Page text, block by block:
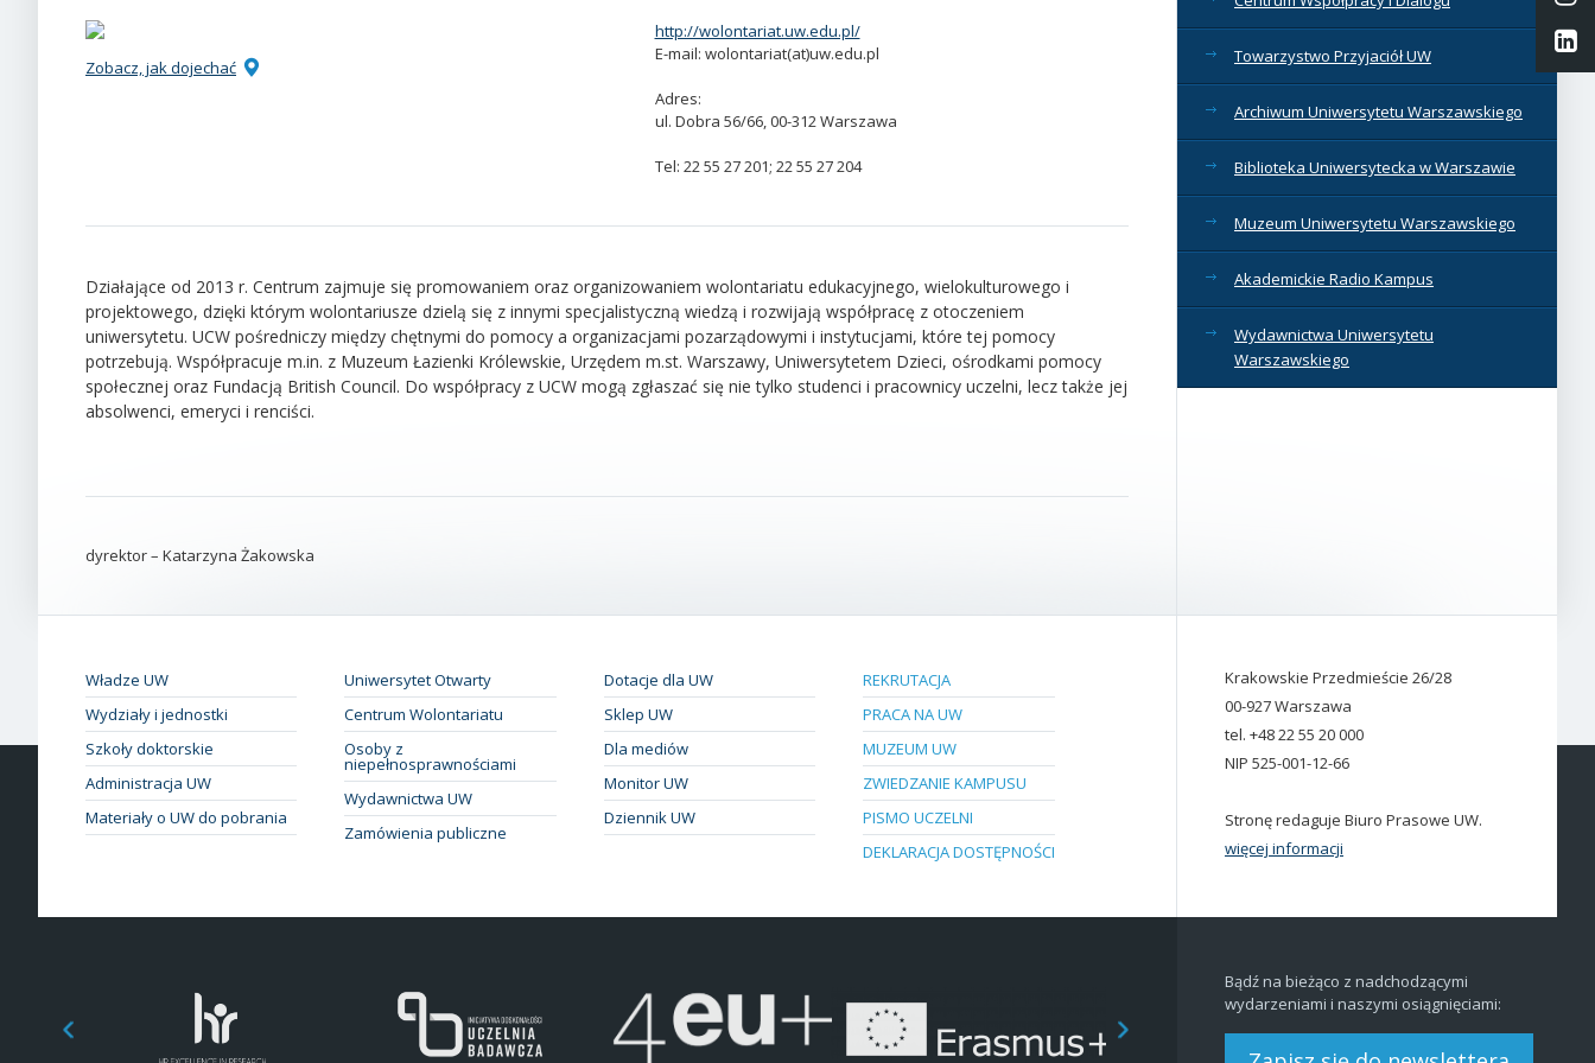
Zobacz, jak dojechać
http://wolontariat.uw.edu.pl/
E-mail: wolontariat(at)uw.edu.pl
Adres:
ul. Dobra 56/66, 00-312 Warszawa
Tel: 22 55 27 201; 22 55 27 204
Działające od 2013 r. Centrum zajmuje się promowaniem oraz organizowaniem wolontariatu edukacyjnego, wielokulturowego i
projektowego, dzięki którym wolontariusze dzielą się z innymi specjalistyczną wiedzą i rozwijają współpracę z otoczeniem
uniwersytetu. UCW pośredniczy między chętnymi do pomocy a organizacjami pozarządowymi i instytucjami, które tej pomocy
potrzebują. Współpracuje m.in. z Muzeum Łazienki Królewskie, Urzędem m.st. Warszawy, Uniwersytetem Dzieci, ośrodkami pomocy
społecznej oraz Fundacją British Council. Do współpracy z UCW mogą zgłaszać się nie tylko studenci i pracownicy uczelni, lecz także jej
absolwenci, emeryci i renciści.
dyrektor – Katarzyna Żakowska
Towarzystwo Przyjaciół UW
Archiwum Uniwersytetu Warszawskiego
Biblioteka Uniwersytecka w Warszawie
Muzeum Uniwersytetu Warszawskiego
Akademickie Radio Kampus
Wydawnictwa Uniwersytetu
Warszawskiego
Władze UW
Wydziały i jednostki
Szkoły doktorskie
Administracja UW
Materiały o UW do pobrania
Uniwersytet Otwarty
Centrum Wolontariatu
Osoby z
niepełnosprawnościami
Wydawnictwa UW
Zamówienia publiczne
Dotacje dla UW
Sklep UW
Dla mediów
Monitor UW
Dziennik UW
REKRUTACJA
PRACA NA UW
MUZEUM UW
ZWIEDZANIE KAMPUSU
PISMO UCZELNI
DEKLARACJA DOSTĘPNOŚCI
Krakowskie Przedmieście 26/28
00-927 Warszawa
tel. +48 22 55 20 000
NIP 525-001-12-66
Stronę redaguje Biuro Prasowe UW.
więcej informacji
Bądź na bieżąco z nadchodzącymi
wydarzeniami i naszymi osiągnięciami: